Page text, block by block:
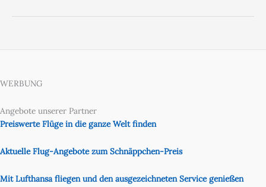
WERBUNG
Angebote unserer Partner
Preiswerte Flüge in die ganze Welt finden
Aktuelle Flug-Angebote zum Schnäppchen-Preis
Mit Lufthansa fliegen und den ausgezeichneten Service genießen